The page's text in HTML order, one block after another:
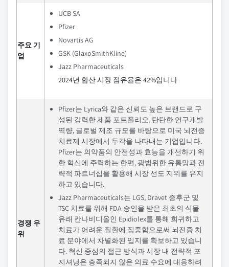
주요 기
업
UCB SA
Pfizer
Novartis AG
GSK (GlaxoSmithKline)
Jazz Pharmaceuticals
2024년 합산 시장 점유율은 42%입니다
경쟁 우
위
Pfizer는 Lyrica와 같은 신뢰도 높은 브랜드로 구
성된 강력한 제품 포트폴리오, 탄탄한 연구개발
역량, 글로벌 제조 규모를 바탕으로 미국 뇌전증
치료제 시장에서 두각을 나타내는 기업입니다.
Pfizer는 의약품의 안전성과 효능을 개선하기 위
한 혁신에 주력하는 한편, 광범위한 유통망과 전
략적 파트너십을 활용해 시장 선도 지위를 유지
하고 있습니다.
Jazz Pharmaceuticals는 LGS, Dravet 증후군 및
TSC 치료를 위해 FDA 승인을 받은 최초의 식물
유래 칸나비디올인 Epidiolex를 통해 희귀하고
치료가 어려운 질환에 집중함으로써 뇌전증 치
료 분야에서 차별화된 입지를 확보하고 있습니
다. 혁신 중심의 접근 방식과 시장 내 전략적 포
지셔닝은 충족되지 않은 의료 수요에 대응하려